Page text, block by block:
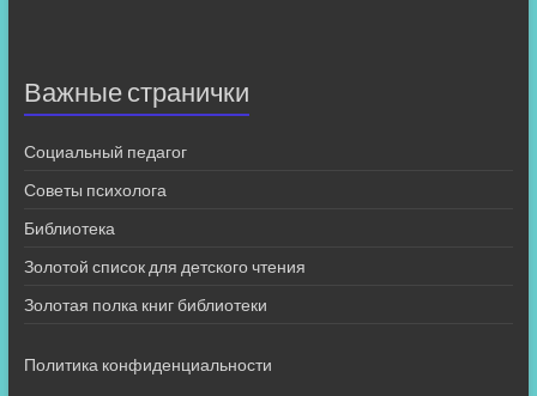
Важные странички
Социальный педагог
Советы психолога
Библиотека
Золотой список для детского чтения
Золотая полка книг библиотеки
Политика конфиденциальности